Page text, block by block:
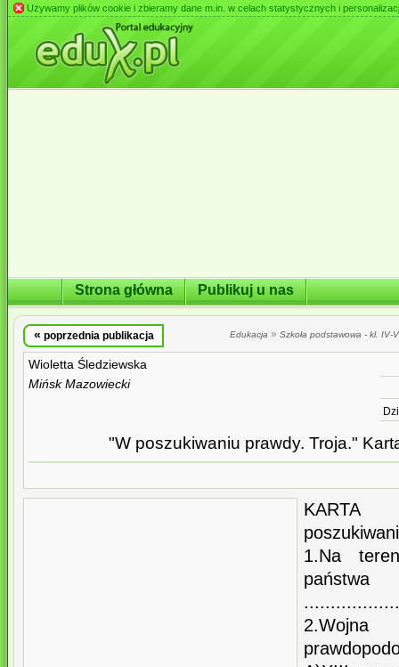
Używamy plików cookie i zbieramy dane m.in. w celach statystycznych i
Strona główna Publikuj u nas
« poprzednia publikacja Edukacja » Szkoła podstawowa - kl. IV-
Wioletta Śledziewska
Mińsk Mazowiecki
"W poszukiwaniu prawdy. Troja."
KARTA
1.Na